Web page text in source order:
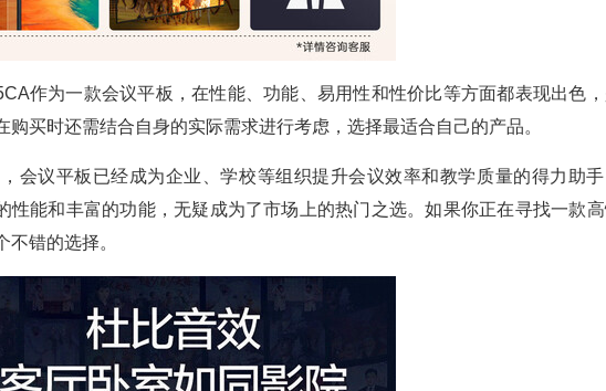
作为一款会议平板，在性能、功能、易用性和性价比等方面都表现出色
买时还需结合自身的实际需求进行考虑，选择最适合自己的产品。
会议平板已经成为企业、学校等组织提升会议效率和教学质量的得力助
性能和丰富的功能，无疑成为了市场上的热门之选。如果你正在寻找一款
错的选择。